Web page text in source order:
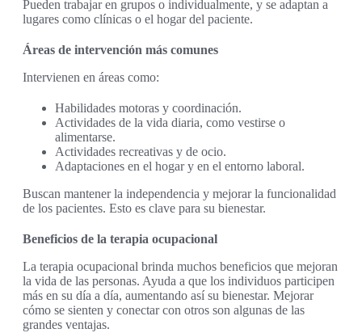
Pueden trabajar en grupos o individualmente, y se adaptan a
lugares como clínicas o el hogar del paciente.
Áreas de intervención más comunes
Intervienen en áreas como:
Habilidades motoras y coordinación.
Actividades de la vida diaria, como vestirse o
alimentarse.
Actividades recreativas y de ocio.
Adaptaciones en el hogar y en el entorno laboral.
Buscan mantener la independencia y mejorar la funcionalidad
de los pacientes. Esto es clave para su bienestar.
Beneficios de la terapia ocupacional
La terapia ocupacional brinda muchos beneficios que mejoran
la vida de las personas. Ayuda a que los individuos participen
más en su día a día, aumentando así su bienestar. Mejorar
cómo se sienten y conectar con otros son algunas de las
grandes ventajas.